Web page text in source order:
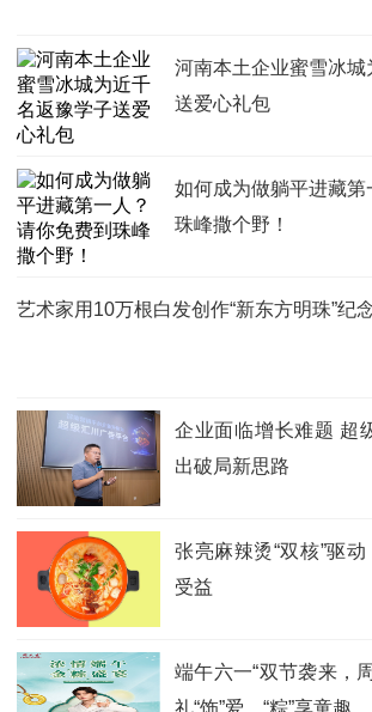
河南本土企业蜜雪冰
送爱心礼包
如何成为做躺平进藏第
珠峰撒个野！
艺术家用10万根白发创作“新东方明珠”纪
企业面临增长难题 超
出破局新思路
张亮麻辣烫“双核”驱
受益
端午六一“双节袭来，
礼“饰”爱，“粽”享童趣